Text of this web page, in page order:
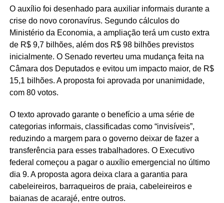
O auxílio foi desenhado para auxiliar informais durante a
crise do novo coronavírus. Segundo cálculos do
Ministério da Economia, a ampliação terá um custo extra
de R$ 9,7 bilhões, além dos R$ 98 bilhões previstos
inicialmente. O Senado reverteu uma mudança feita na
Câmara dos Deputados e evitou um impacto maior, de R$
15,1 bilhões. A proposta foi aprovada por unanimidade,
com 80 votos.
O texto aprovado garante o benefício a uma série de
categorias informais, classificadas como “invisíveis”,
reduzindo a margem para o governo deixar de fazer a
transferência para esses trabalhadores. O Executivo
federal começou a pagar o auxílio emergencial no último
dia 9. A proposta agora deixa clara a garantia para
cabeleireiros, barraqueiros de praia, cabeleireiros e
baianas de acarajé, entre outros.